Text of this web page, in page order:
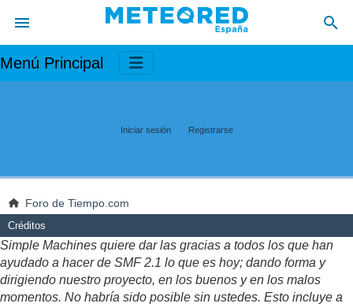
Menú Principal
Iniciar sesión Registrarse
Foro de Tiempo.com
Créditos
Simple Machines quiere dar las gracias a todos los que han
ayudado a hacer de SMF 2.1 lo que es hoy; dando forma y
dirigiendo nuestro proyecto, en los buenos y en los malos
momentos. No habría sido posible sin ustedes. Esto incluye a